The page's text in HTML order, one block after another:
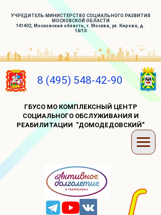
УЧРЕДИТЕЛЬ МИНИСТЕРСТВО СОЦИАЛЬНОГО РАЗВИТИЯ
МОСКОВСКОЙ ОБЛАСТИ
141402, Московская область, г. Москва, ул. Кирова, д.
16/10
8 (495) 548-42-90
ГБУСО МО КОМПЛЕКСНЫЙ ЦЕНТР
СОЦИАЛЬНОГО ОБСЛУЖИВАНИЯ И
РЕАБИЛИТАЦИИ "ДОМОДЕДОВСКИЙ"